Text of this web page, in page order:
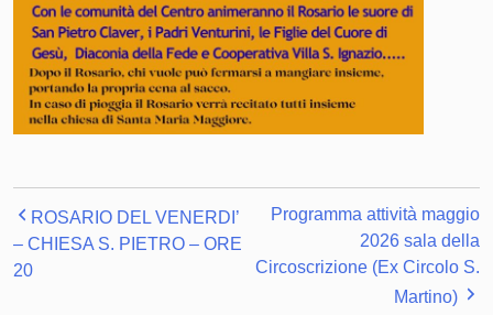
ROSARIO DEL VENERDI’
– CHIESA S. PIETRO – ORE
20
Programma attività maggio
2026 sala della
Circoscrizione (Ex Circolo S.
Martino)